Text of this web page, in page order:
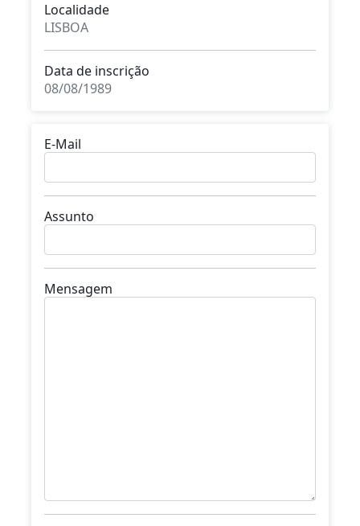
Localidade
LISBOA
Data de inscrição
08/08/1989
E-Mail
Assunto
Mensagem